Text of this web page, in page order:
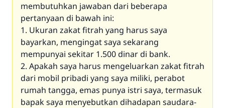
membutuhkan jawaban dari beberapa
pertanyaan di bawah ini:
1. Ukuran zakat fitrah yang harus saya
bayarkan, mengingat saya sekarang
mempunyai sekitar 1.500 dinar di bank.
2. Apakah saya harus mengeluarkan zakat fitrah
dari mobil pribadi yang saya miliki, perabot
rumah tangga, emas punya istri saya, termasuk
bapak saya menyebutkan dihadapan saudara-